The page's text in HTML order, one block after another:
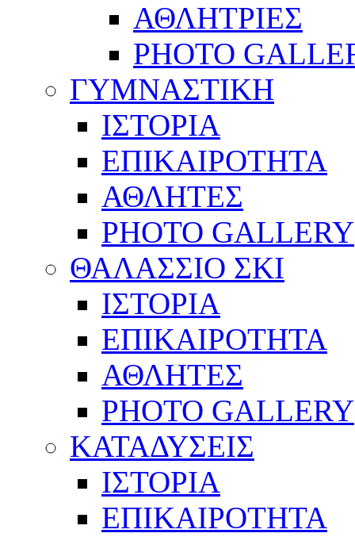
ΑΘΛΗΤΡΙΕΣ
PHOTO
ΓΥΜΝΑΣΤΙΚΗ
ΙΣΤΟΡΙΑ
ΕΠΙΚΑΙΡΟΤΗΤΑ
ΑΘΛΗΤΕΣ
PHOTO GALLERY
ΘΑΛΑΣΣΙΟ ΣΚΙ
ΙΣΤΟΡΙΑ
ΕΠΙΚΑΙΡΟΤΗΤΑ
ΑΘΛΗΤΕΣ
PHOTO GALLERY
ΚΑΤΑΔΥΣΕΙΣ
ΙΣΤΟΡΙΑ
ΕΠΙΚΑΙΡΟΤΗΤΑ